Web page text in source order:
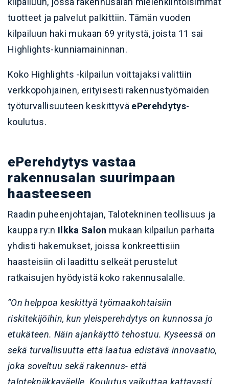
tuotteet ja palvelut palkittiin. Tämän vuoden
kilpailuun haki mukaan 69 yritystä, joista 11 sai
Highlights-kunniamaininnan.
Koko Highlights -kilpailun voittajaksi valittiin
verkkopohjainen, erityisesti rakennustyömaiden
työturvallisuuteen keskittyvä ePerehdytys-
koulutus.
ePerehdytys vastaa
rakennusalan suurimpaan
haasteeseen
Raadin puheenjohtajan, Talotekninen teollisuus ja
kauppa ry:n Ilkka Salon mukaan kilpailun parhaita
yhdisti hakemukset, joissa konkreettisiin
haasteisiin oli laadittu selkeät perustelut
ratkaisujen hyödyistä koko rakennusalalle.
”On helppoa keskittyä työmaakohtaisiin
riskitekijöihin, kun yleisperehdytys on kunnossa jo
etukäteen. Näin ajankäyttö tehostuu. Kyseessä on
sekä turvallisuutta että laatua edistävä innovaatio,
joka soveltuu sekä rakennus- että
talotekniikkaväelle. Koulutus vaikuttaa kattavasti